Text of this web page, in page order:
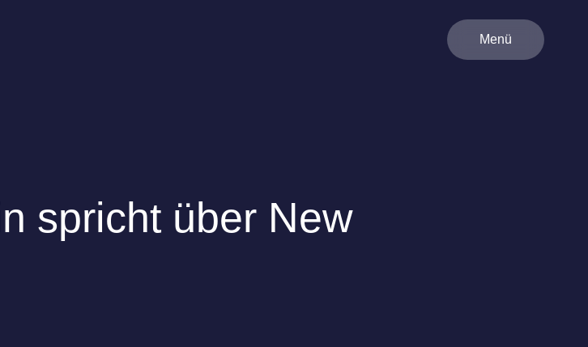
Menü
spricht über New